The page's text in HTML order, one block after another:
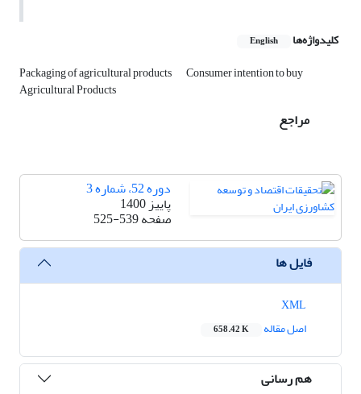
کلیدواژه‌ها English
Packaging of agricultural products Consumer intention to buy
Agricultural Products
مراجع
دوره 52، شماره 3
پاییز 1400
صفحه525-539
فایل ها
اصل مقاله
658.42 K
هم رسانی